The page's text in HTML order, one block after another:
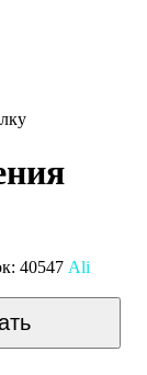
40547 Ali